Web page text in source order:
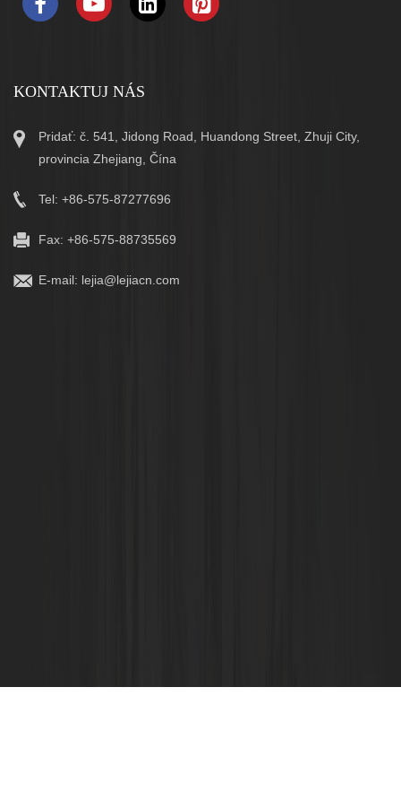
KONTAKTUJ NÁS
Pridať: č. 541, Jidong Road, Huandong Street, Zhuji City,
provincia Zhejiang, Čína
Tel: +86-575-87277696
Fax: +86-575-88735569
E-mail: lejia@lejiacn.com